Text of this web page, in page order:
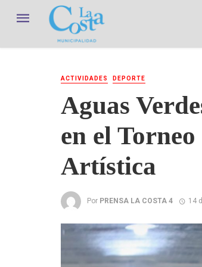
ACTIVIDADES DEPORTE
Aguas
en el
Artística
Por PRENSA LA COSTA 4 14